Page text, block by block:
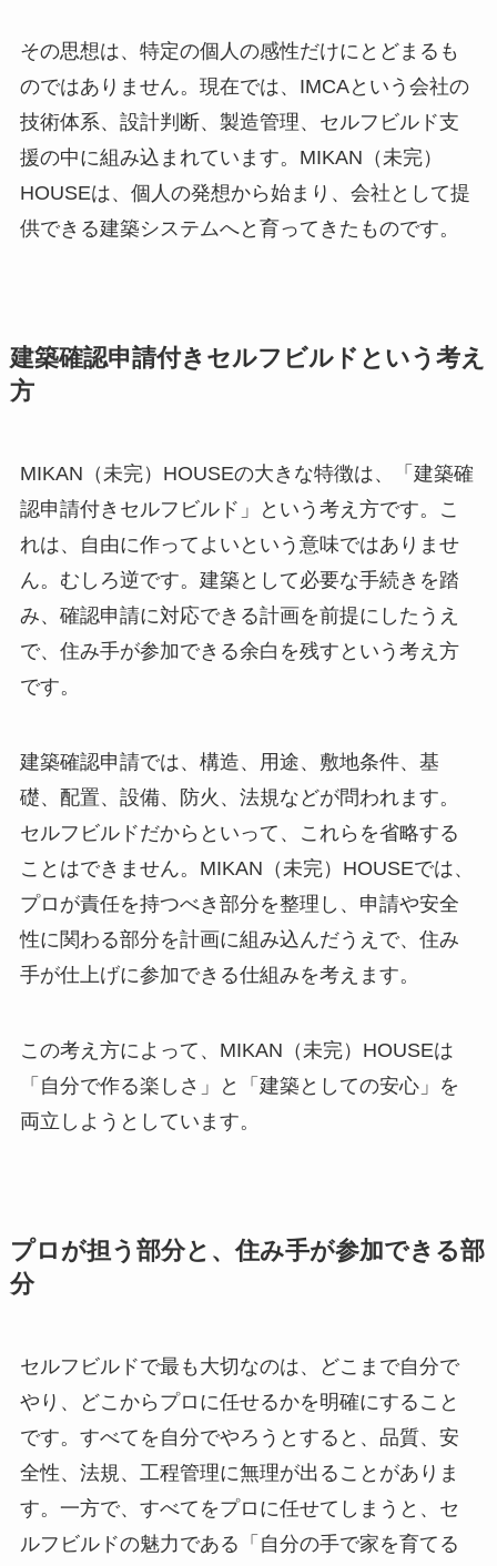
その思想は、特定の個人の感性だけにとどまるも
のではありません。現在では、IMCAという会社の
技術体系、設計判断、製造管理、セルフビルド支
援の中に組み込まれています。MIKAN（未完）
HOUSEは、個人の発想から始まり、会社として提
供できる建築システムへと育ってきたものです。
建築確認申請付きセルフビルドという考え
方
MIKAN（未完）HOUSEの大きな特徴は、「建築確
認申請付きセルフビルド」という考え方です。こ
れは、自由に作ってよいという意味ではありませ
ん。むしろ逆です。建築として必要な手続きを踏
み、確認申請に対応できる計画を前提にしたうえ
で、住み手が参加できる余白を残すという考え方
です。
建築確認申請では、構造、用途、敷地条件、基
礎、配置、設備、防火、法規などが問われます。
セルフビルドだからといって、これらを省略する
ことはできません。MIKAN（未完）HOUSEでは、
プロが責任を持つべき部分を整理し、申請や安全
性に関わる部分を計画に組み込んだうえで、住み
手が仕上げに参加できる仕組みを考えます。
この考え方によって、MIKAN（未完）HOUSEは
「自分で作る楽しさ」と「建築としての安心」を
両立しようとしています。
プロが担う部分と、住み手が参加できる部
分
セルフビルドで最も大切なのは、どこまで自分で
やり、どこからプロに任せるかを明確にすること
です。すべてを自分でやろうとすると、品質、安
全性、法規、工程管理に無理が出ることがありま
す。一方で、すべてをプロに任せてしまうと、セ
ルフビルドの魅力である「自分の手で家を育てる